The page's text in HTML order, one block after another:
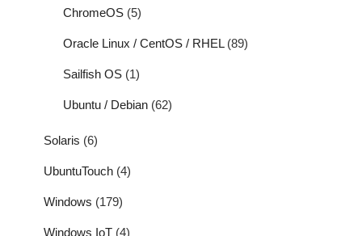
ChromeOS (5)
Oracle Linux / CentOS / RHEL(89)
Sailfish OS (1)
Ubuntu / Debian (62)
Solaris (6)
UbuntuTouch (4)
Windows (179)
Windows IoT (4)